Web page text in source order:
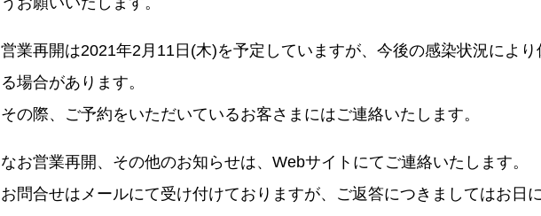
営業再開は2021年2月11日(木)を予定していますが、今後の感染状況によ
る場合があります。
その際、ご予約をいただいているお客さまにはご連絡いたします。
なお営業再開、その他のお知らせは、Webサイトにてご連絡いたします。
お問合せはメールにて受け付けておりますが、ご返答につきましてはお日